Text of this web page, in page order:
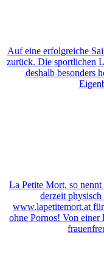
Auf eine erfolgreiche
zurück. Die sportlichen
deshalb besonders
La Petite Mort, so
derzeit
www.lapetitemort.at
ohne Pornos! Von einer